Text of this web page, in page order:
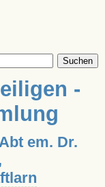
Suchen
-
em. Dr.